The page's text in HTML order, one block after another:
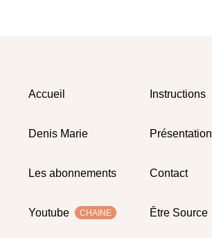
Accueil Instructions
Denis Marie Présentation
Les abonnements Contact
Youtube CHAINE Être Source